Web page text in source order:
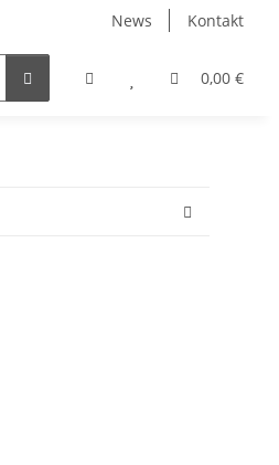
News Kontakt
0,00 €